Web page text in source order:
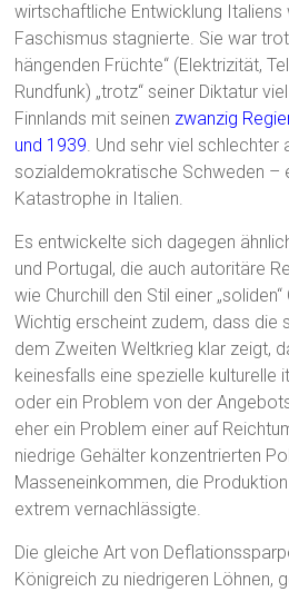
wirtschaftliche Entwicklung
Faschismus stagnierte. Sie war
hängenden Früchte“ (Elektrizität,
Rundfunk) „trotz“ seiner Diktatur
Finnlands mit seinen zwanzig
und 1939. Und sehr viel schlechter
sozialdemokratische Schweden –
Katastrophe in Italien.
Es entwickelte sich dagegen
und Portugal, die auch autoritäre
wie Churchill den Stil einer
Wichtig erscheint zudem, dass die
dem Zweiten Weltkrieg klar zeigt,
keinesfalls eine spezielle kulturelle
oder ein Problem von der
eher ein Problem einer auf
niedrige Gehälter konzentrierten
Masseneinkommen, die
extrem vernachlässigte.
Die gleiche Art von
Königreich zu niedrigeren Löhnen,